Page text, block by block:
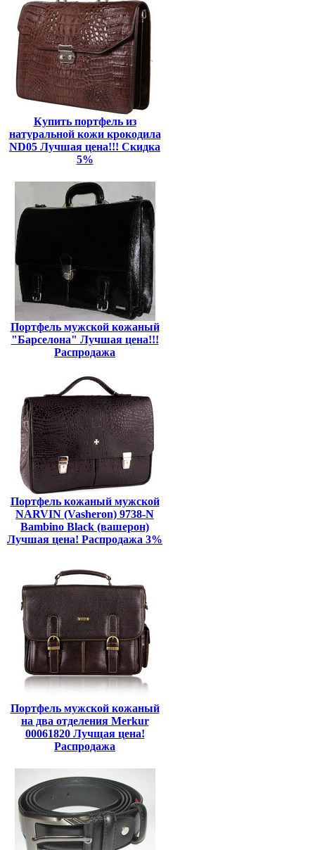
Купить портфель из
натуральной кожи крокодила
ND05 Лучшая цена!!! Скидка
5%
Портфель мужской кожаный
"Барселона" Лучшая цена!!!
Распродажа
Портфель кожаный мужской
NARVIN (Vasheron) 9738-N
Bambino Black (вашерон)
Лучшая цена! Распродажа 3%
Портфель мужской кожаный
на два отделения Merkur
00061820 Лучщая цена!
Распродажа